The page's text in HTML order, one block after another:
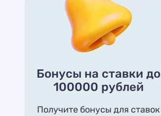
Бонусы на ставки до
100000 рублей
Получите бонусы для ставок